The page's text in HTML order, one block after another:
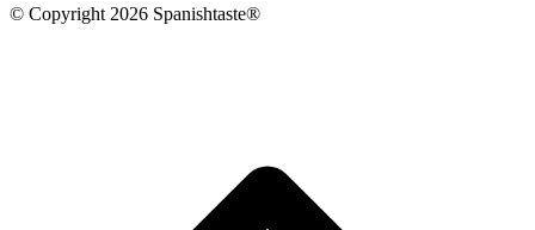
© Copyright 2026 Spanishtaste®